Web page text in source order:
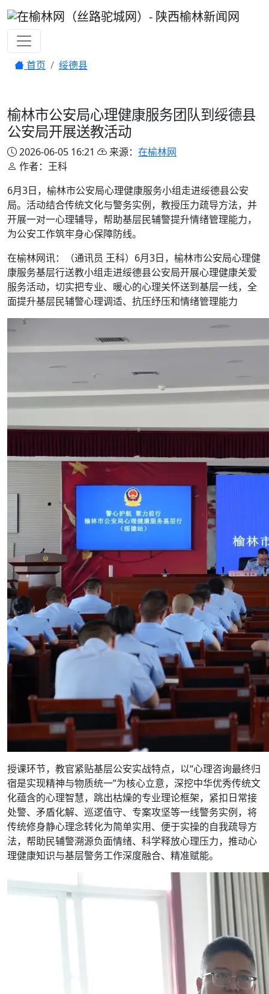
首页 绥德县
榆林市公安局心理健康服务团队到绥德县
公安局开展送教活动
2026-06-05 16:21 来源： 在榆林网
作者：王科
6月3日，榆林市公安局心理健康服务小组走进绥德县公安
局。活动结合传统文化与警务实例，教授压力疏导方法，并
开展一对一心理辅导，帮助基层民辅警提升情绪管理能力，
为公安工作筑牢身心保障防线。
在榆林网讯：（通讯员 王科）6月3日，榆林市公安局心理健
康服务基层行送教小组走进绥德县公安局开展心理健康关爱
服务活动，切实把专业、暖心的心理关怀送到基层一线，全
面提升基层民辅警心理调适、抗压纾压和情绪管理能力
授课环节，教官紧贴基层公安实战特点，以“心理咨询最终归
宿是实现精神与物质统一”为核心立意，深挖中华优秀传统文
化蕴含的心理智慧，跳出枯燥的专业理论框架，紧扣日常接
处警、矛盾化解、巡逻值守、专案攻坚等一线警务实例，将
传统修身静心理念转化为简单实用、便于实操的自我疏导方
法，帮助民辅警溯源负面情绪、科学释放心理压力，推动心
理健康知识与基层警务工作深度融合、精准赋能。